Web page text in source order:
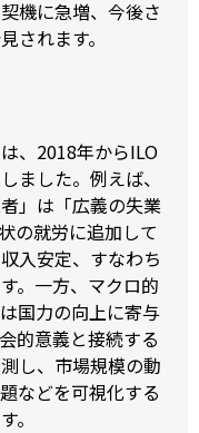
機に急増、今後さ
されます。
、2018年からILO
ました。例えば、
」は「広義の失業
の就労に追加して
入安定、すなわち
。一方、マクロ的
国力の向上に寄与
的意義と接続する
し、市場規模の動
などを可視化する
。